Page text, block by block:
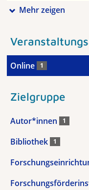
Mehr zeigen
Online 1
Zielgruppe
Autor*innen 1
Bibliothek 1